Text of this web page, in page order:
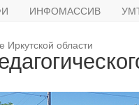
ИНФОМАССИВ
области